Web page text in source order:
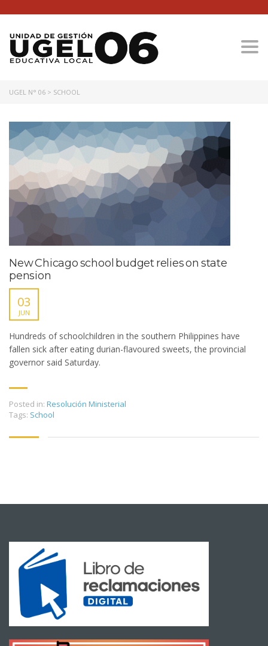
UGEL N° 06 > SCHOOL
New Chicago school budget relies on state
pension
03
JUN
Hundreds of schoolchildren in the southern Philippines have
fallen sick after eating durian-flavoured sweets, the provincial
governor said Saturday.
Posted in: Resolución Ministerial
Tags: School